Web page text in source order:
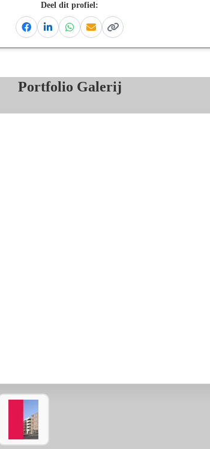
Deel dit profiel:
FacebookLinkedinWhatsapp
EmailKopieer link
Portfolio Galerij